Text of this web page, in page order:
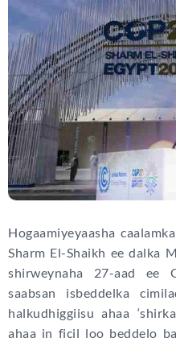
Hogaamiyeyaasha
Sharm El-Shaikh ee dalka
shirweynaha 27-aad ee
saabsan isbeddelka
halkudhiggiisu ahaa
ahaa in ficil loo beddelo